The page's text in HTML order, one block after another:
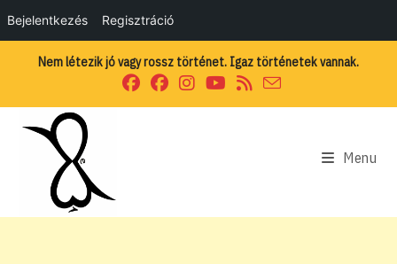
Bejelentkezés Regisztráció
Nem létezik jó vagy rossz történet. Igaz történetek vannak.
Menu